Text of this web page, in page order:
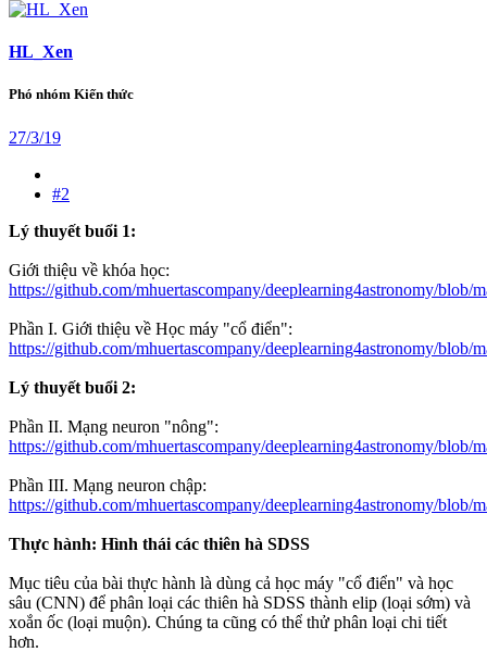
HL_Xen
Phó nhóm Kiến thức
27/3/19
#2
Lý thuyết buổi 1:
Giới thiệu về khóa học:
https://github.com/mhuertascompany/deeplearning4astronomy/blob/
Phần I. Giới thiệu về Học máy "cổ điển":
https://github.com/mhuertascompany/deeplearning4astronomy/blob/
Lý thuyết buổi 2:
Phần II. Mạng neuron "nông":
https://github.com/mhuertascompany/deeplearning4astronomy/blob/
Phần III. Mạng neuron chập:
https://github.com/mhuertascompany/deeplearning4astronomy/blob/
Thực hành: Hình thái các thiên hà SDSS
Mục tiêu của bài thực hành là dùng cả học máy "cổ điển" và học
sâu (CNN) để phân loại các thiên hà SDSS thành elip (loại sớm) và
xoắn ốc (loại muộn). Chúng ta cũng có thể thử phân loại chi tiết
hơn.